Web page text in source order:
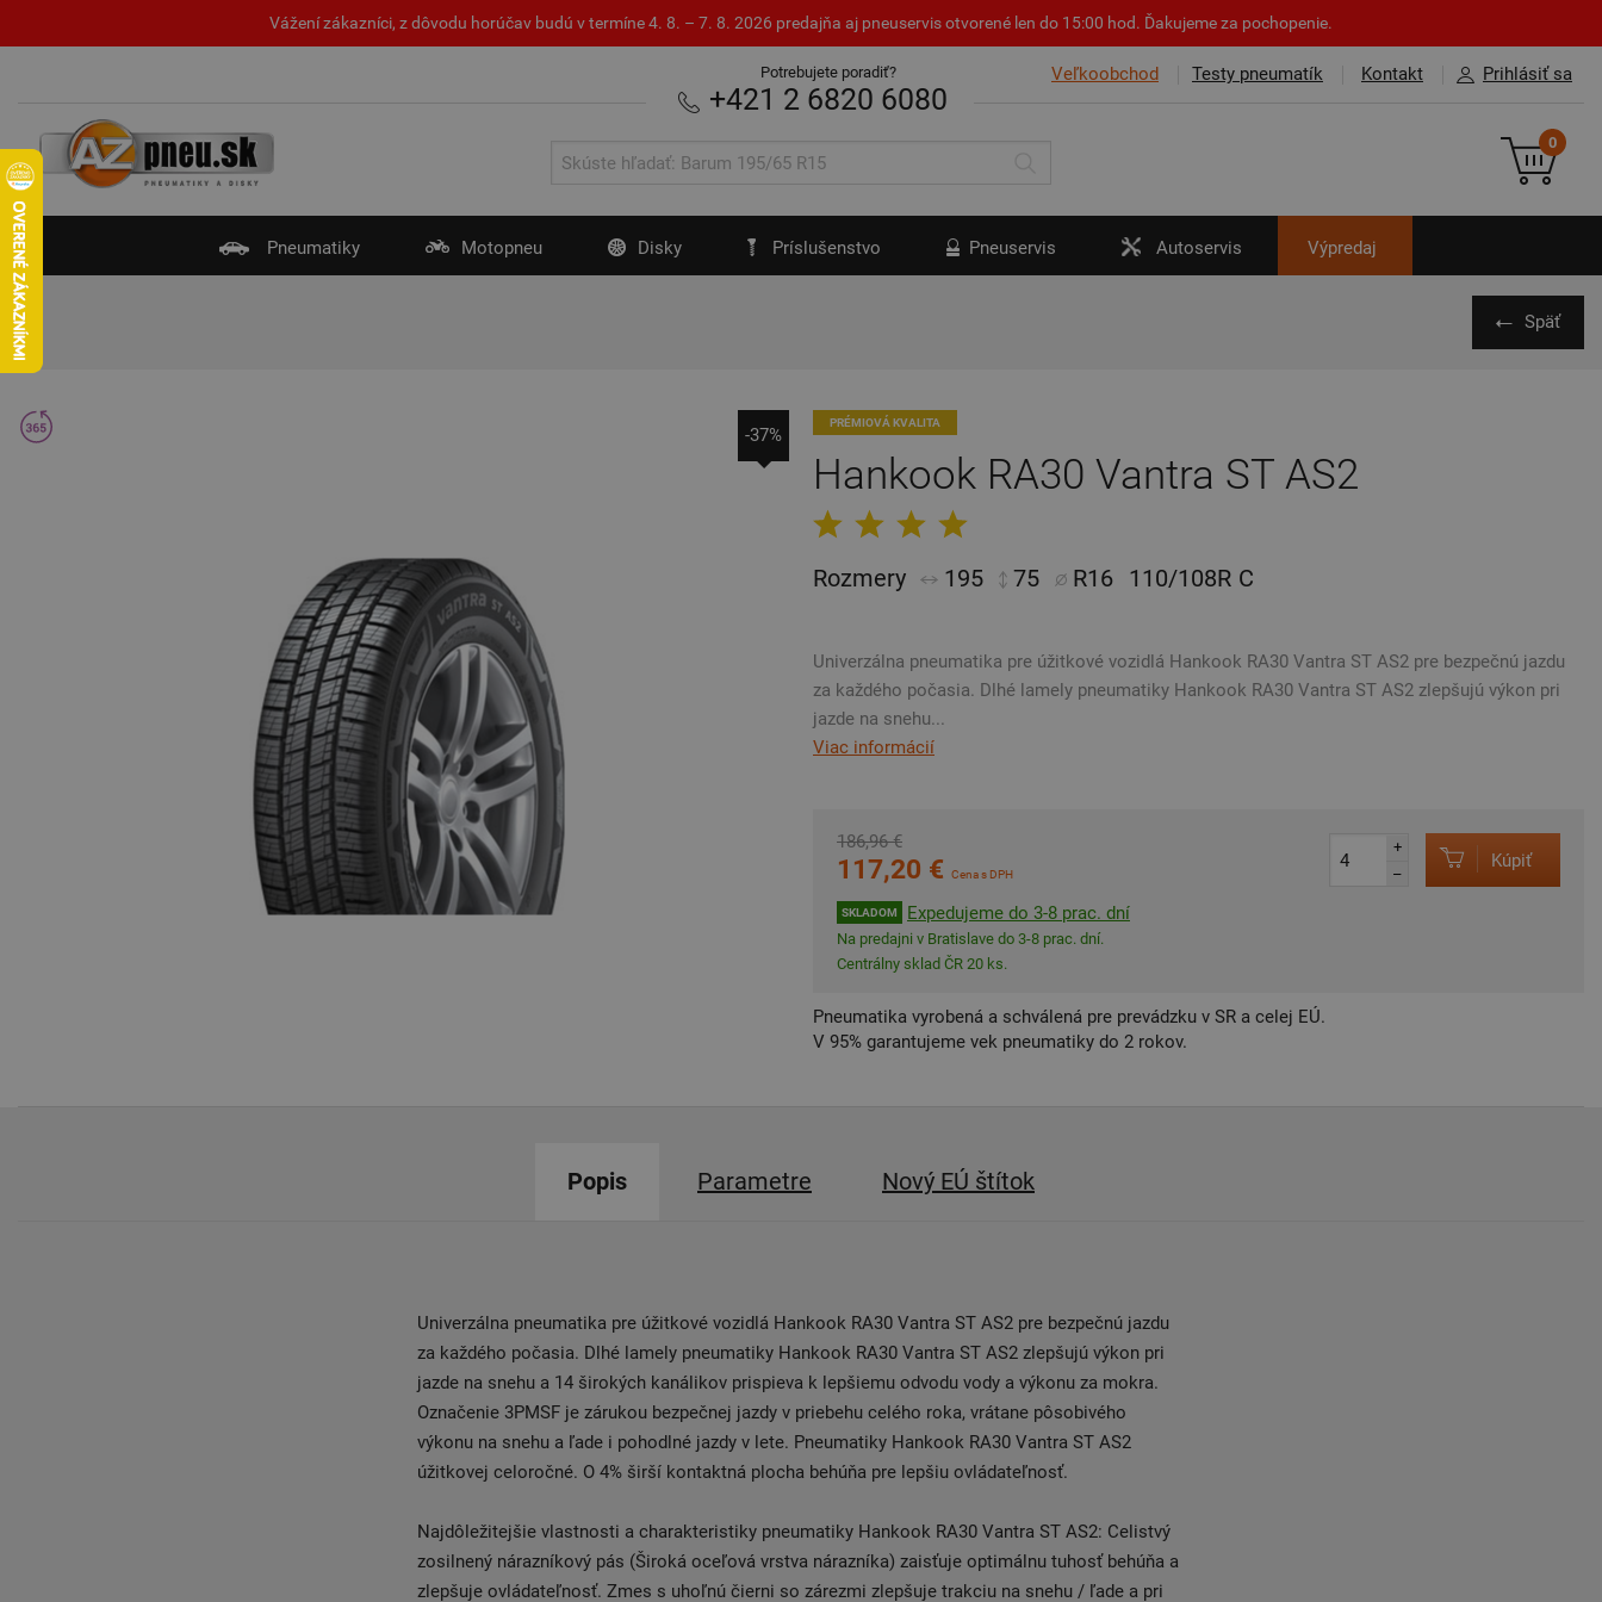
Vážení zákazníci, z dôvodu horúčav budú v termíne 4. 8. – 7. 8. 2026 predajňa aj pneuservis otvorené len do 15:00 hod. Ďakujeme za pochopenie.
Veľkoobchod Testy pneumatík Kontakt Prihlásiť sa
Potrebujete poradiť?
+421 2 6820 6080
0
Pneumatiky Motopneu Disky Príslušenstvo Pneuservis Autoservis Výpredaj
Späť
PRÉMIOVÁ KVALITA
Hankook RA30 Vantra ST AS2
Rozmery 195 75 R16 110/108R C
Univerzálna pneumatika pre úžitkové vozidlá Hankook RA30 Vantra ST AS2 pre bezpečnú jazdu
za každého počasia. Dlhé lamely pneumatiky Hankook RA30 Vantra ST AS2 zlepšujú výkon pri
jazde na snehu...
Viac informácií
186,96 €
117,20 € Cena s DPH
SKLADOM Expedujeme do 3-8 prac. dní
Na predajni v Bratislave do 3-8 prac. dní.
Centrálny sklad ČR 20 ks.
+
–
Kúpiť
Pneumatika vyrobená a schválená pre prevádzku v SR a celej EÚ.
V 95% garantujeme vek pneumatiky do 2 rokov.
-37%
Popis Parametre Nový EÚ štítok
Univerzálna pneumatika pre úžitkové vozidlá Hankook RA30 Vantra ST AS2 pre bezpečnú jazdu
za každého počasia. Dlhé lamely pneumatiky Hankook RA30 Vantra ST AS2 zlepšujú výkon pri
jazde na snehu a 14 širokých kanálikov prispieva k lepšiemu odvodu vody a výkonu za mokra.
Označenie 3PMSF je zárukou bezpečnej jazdy v priebehu celého roka, vrátane pôsobivého
výkonu na snehu a ľade i pohodlné jazdy v lete. Pneumatiky Hankook RA30 Vantra ST AS2
úžitkovej celoročné. O 4% širší kontaktná plocha behúňa pre lepšiu ovládateľnosť.
Najdôležitejšie vlastnosti a charakteristiky pneumatiky Hankook RA30 Vantra ST AS2: Celistvý
zosilnený nárazníkový pás (Široká oceľová vrstva nárazníka) zaisťuje optimálnu tuhosť behúňa a
zlepšuje ovládateľnosť. Zmes s uhoľnú čierni so zárezmi zlepšuje trakciu na snehu / ľade a pri